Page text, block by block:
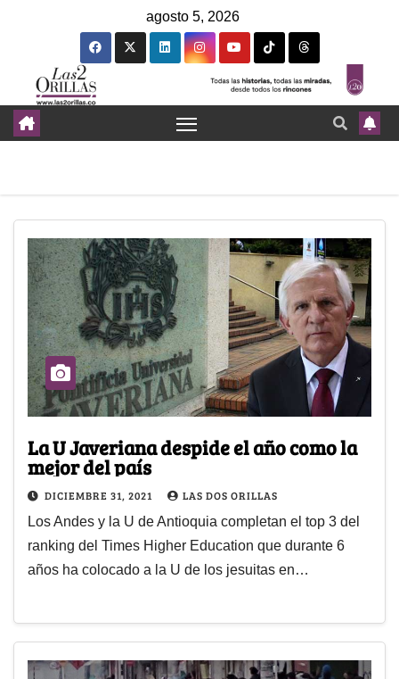
agosto 5, 2026
La U Javeriana despide el año como la
mejor del país
DICIEMBRE 31, 2021 LAS DOS ORILLAS
Los Andes y la U de Antioquia completan el top 3 del
ranking del Times Higher Education que durante 6
años ha colocado a la U de los jesuitas en…